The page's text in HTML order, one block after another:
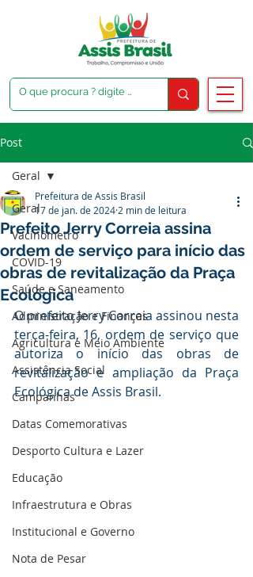
Post
Geral
Vacinômetro
COVID-19
Saúde e Saneamento
Administração e Finanças
Agricultura e Meio Ambiente
Assistência Social
Campanhas
Datas Comemorativas
Desporto Cultura e Lazer
Educação
Infraestrutura e Obras
Institucional e Governo
Nota de Pesar
Geral
Prefeito Jerry Correia assina
ordem de serviço para início das
obras de revitalização da Praça
Ecológica
Prefeitura de Assis Brasil
17 de jan. de 2024 2 min de leitura
O prefeito Jerry Correia assinou nesta
terça-feira, 16, ordem de serviço que
autoriza o início das obras de
revitalização e ampliação da Praça
Ecológica de Assis Brasil.